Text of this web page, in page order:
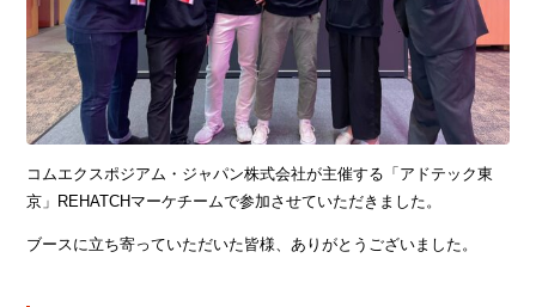
コムエクスポジアム・ジャパン株式会社が主催する「アドテック東
京」REHATCHマーケチームで参加させていただきました。
ブースに立ち寄っていただいた皆様、ありがとうございました。